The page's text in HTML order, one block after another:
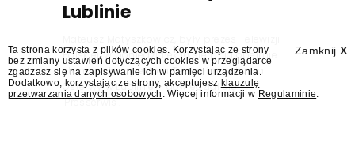
Lublinie
Mateusz Matyszkowicz, były prezes Telewizji
Polskiej, w poniedziałek 10 sierpnia obejmie
stanowisko dyrektora Teatru im. Juliusza
Osterwy w Lublinie – dowiedział się
"Presserwis".
Zamknij X
Ta strona korzysta z plików cookies. Korzystając ze strony
bez zmiany ustawień dotyczących cookies w przeglądarce
zgadzasz się na zapisywanie ich w pamięci urządzenia.
Dodatkowo, korzystając ze strony, akceptujesz klauzulę
przetwarzania danych osobowych . Więcej informacji w Regulaminie.